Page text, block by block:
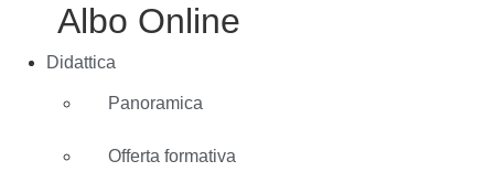
Albo Online
Didattica
Panoramica
Offerta formativa